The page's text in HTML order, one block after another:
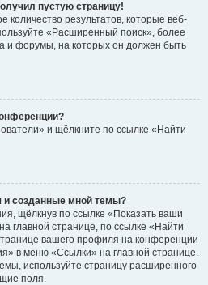
пустую страницу!
результатов, которые веб-
«Расширенный поиск», более
и форумы, на которых он должен быть
и щёлкните по ссылке «Найти
и созданные мной темы?
щёлкнув по ссылке «Показать ваши
главной странице, по ссылке «Найти
вашего профиля на конференции
в меню «Ссылки» на главной странице.
используйте страницу расширенного
поля.